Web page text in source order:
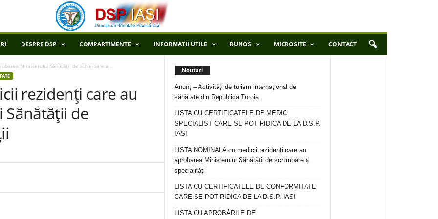
DESPRE DSP COMPARTIMENTE INFORMATII UTILE RUNOS MICROSITE CONTACT
Ministerului Sănătăţii de schimbare a...
rezidenţi care au
de
Noutati
Anunț – Activități de turism internațional de
sănătate din Republica Turcia
LISTA CU CERTIFICATELE DE MEDIC
SPECIALIST CARE SE POT RIDICA DE LA D.S.P.
IASI
LISTA NOMINALA cu medicii rezidenţi care au
aprobarea Ministerului Sănătăţii de schimbare a
specialităţi
LISTA CU CERTIFICATELE DE CONFORMITATE
CARE SE POT RIDICA DE LA D.S.P. IASI
LISTA CU APROBĂRILE DE